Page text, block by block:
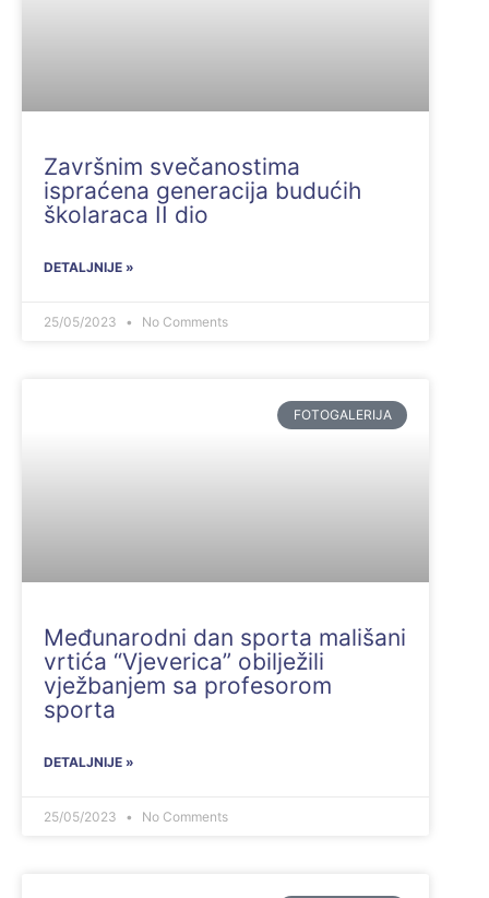
Završnim svečanostima
ispraćena generacija budućih
školaraca II dio
DETALJNIJE »
25/05/2023 No Comments
FOTOGALERIJA
Međunarodni dan sporta mališani
vrtića “Vjeverica” obilježili
vježbanjem sa profesorom
sporta
DETALJNIJE »
25/05/2023 No Comments